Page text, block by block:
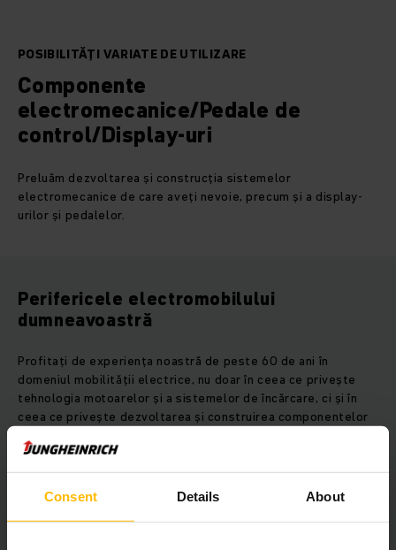
Consent Details About
POSIBILITĂȚI VARIATE DE UTILIZARE
Componente
electromecanice/Pedale de
control/Display-uri
Preluăm dezvoltarea și construcția sistemelor
electromecanice de care aveți nevoie, precum și a display-
urilor și pedalelor.
Perifericele electromobilului
dumneavoastră
Profitați de experiența noastră de peste 60 de ani în
domeniul mobilității electrice, nu doar în ceea ce privește
tehnologia motoarelor și a sistemelor de încărcare, ci și în
ceea ce privește dezvoltarea și construirea componentelor
operare.
Display-uri color sinoptice